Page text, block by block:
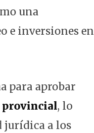
una
e inversiones en
para aprobar
provincial, lo
jurídica a los